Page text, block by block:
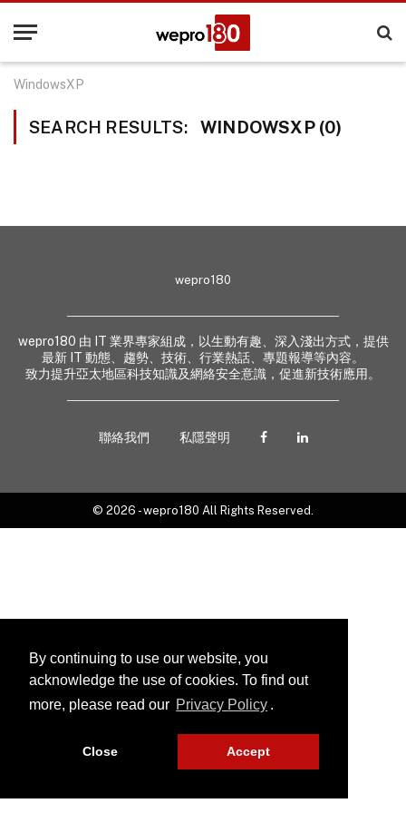
By continuing to use our website, you
acknowledge the use of cookies. To find out
more, please read our Privacy Policy .
Close Accept
WindowsXP
SEARCH RESULTS: WINDOWSXP (0)
wepro180
wepro180 由 IT 業界專家組成，以生動有趣、深入淺出方式，提供
最新 IT 動態、趨勢、技術、行業熱話、專題報導等內容。
致力提升亞太地區科技知識及網絡安全意識，促進新技術應用。
聯絡我們 私隱聲明
© 2026 - wepro180 All Rights Reserved.